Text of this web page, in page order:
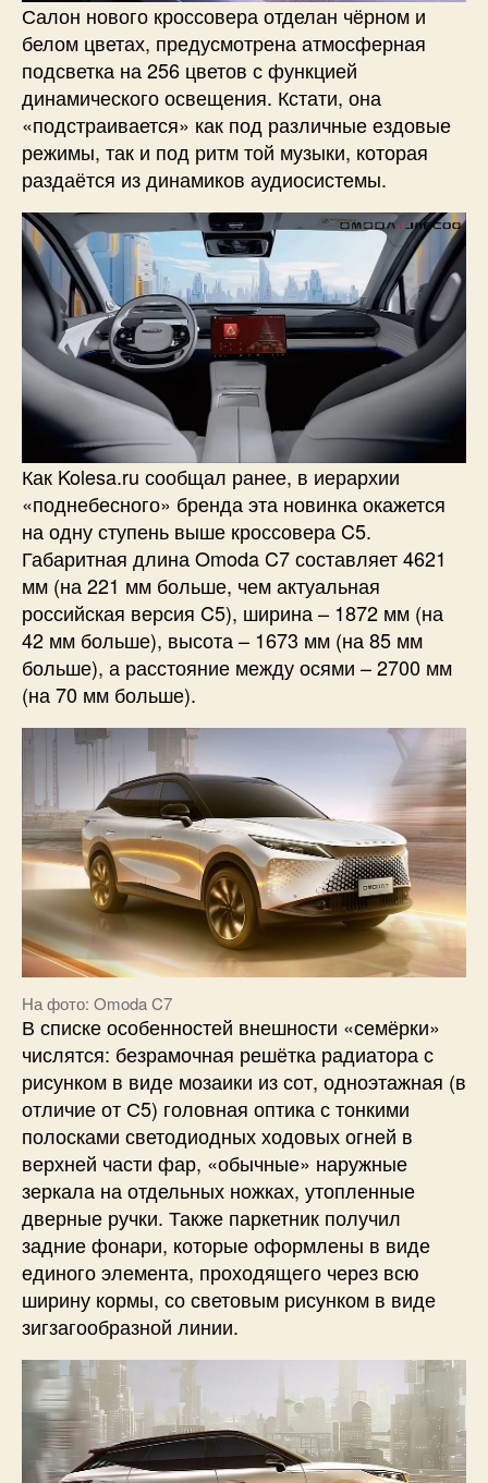
Салон нового кроссовера отделан чёрном и
белом цветах, предусмотрена атмосферная
подсветка на 256 цветов с функцией
динамического освещения. Кстати, она
«подстраивается» как под различные ездовые
режимы, так и под ритм той музыки, которая
раздаётся из динамиков аудиосистемы.
Как Kolesa.ru сообщал ранее, в иерархии
«поднебесного» бренда эта новинка окажется
на одну ступень выше кроссовера C5.
Габаритная длина Omoda C7 составляет 4621
мм (на 221 мм больше, чем актуальная
российская версия C5), ширина – 1872 мм (на
42 мм больше), высота – 1673 мм (на 85 мм
больше), а расстояние между осями – 2700 мм
(на 70 мм больше).
На фото: Omoda C7
В списке особенностей внешности «семёрки»
числятся: безрамочная решётка радиатора с
рисунком в виде мозаики из сот, одноэтажная (в
отличие от С5) головная оптика с тонкими
полосками светодиодных ходовых огней в
верхней части фар, «обычные» наружные
зеркала на отдельных ножках, утопленные
дверные ручки. Также паркетник получил
задние фонари, которые оформлены в виде
единого элемента, проходящего через всю
ширину кормы, со световым рисунком в виде
зигзагообразной линии.